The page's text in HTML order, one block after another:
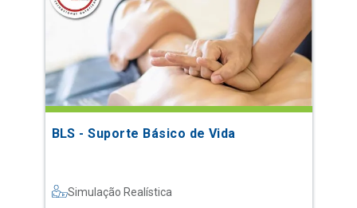
BLS - Suporte Básico de Vida
Simulação Realística